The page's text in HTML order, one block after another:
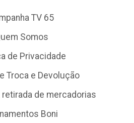
TV 65
Somos
de Privacidade
Troca e Devolução
de mercadorias
Boni